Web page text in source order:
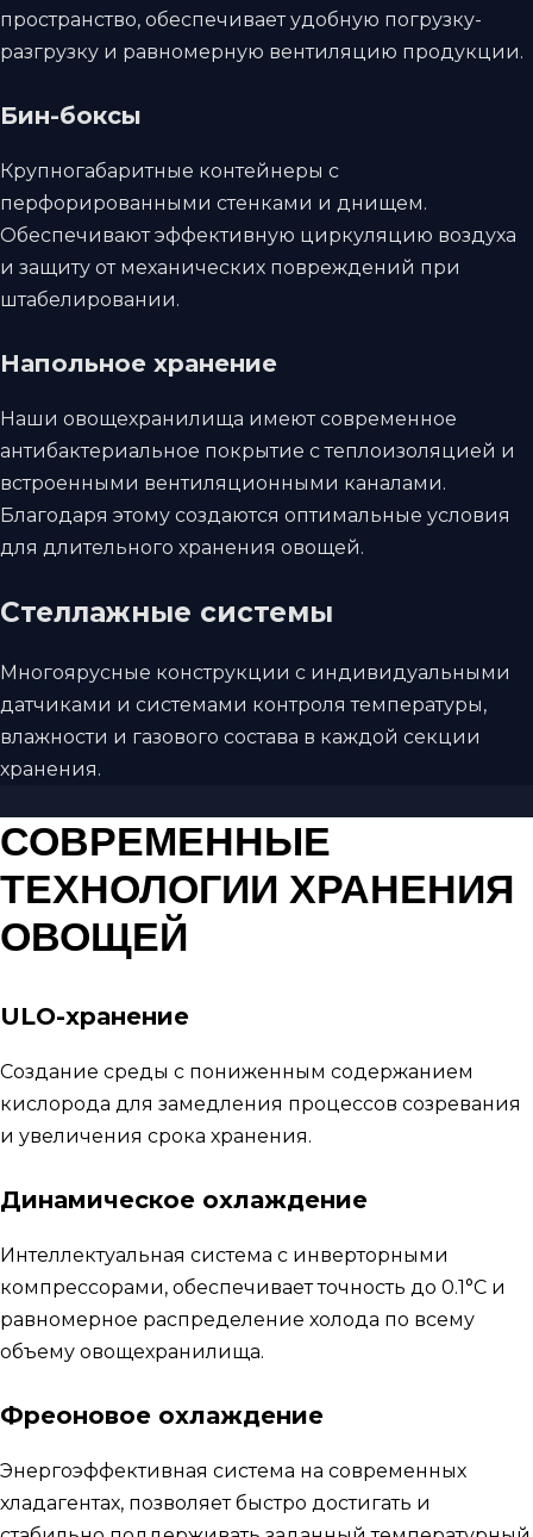
пространство, обеспечивает удобную погрузку-
разгрузку и равномерную вентиляцию продукции.
Бин-боксы
Крупногабаритные контейнеры с
перфорированными стенками и днищем.
Обеспечивают эффективную циркуляцию воздуха
и защиту от механических повреждений при
штабелировании.
Напольное хранение
Наши овощехранилища имеют современное
антибактериальное покрытие с теплоизоляцией и
встроенными вентиляционными каналами.
Благодаря этому создаются оптимальные условия
для длительного хранения овощей.
Стеллажные системы
Многоярусные конструкции с индивидуальными
датчиками и системами контроля температуры,
влажности и газового состава в каждой секции
хранения.
СОВРЕМЕННЫЕ
ТЕХНОЛОГИИ ХРАНЕНИЯ
ОВОЩЕЙ
ULO-хранение
Создание среды с пониженным содержанием
кислорода для замедления процессов созревания
и увеличения срока хранения.
Динамическое охлаждение
Интеллектуальная система с инверторными
компрессорами, обеспечивает точность до 0.1°C и
равномерное распределение холода по всему
объему овощехранилища.
Фреоновое охлаждение
Энергоэффективная система на современных
хладагентах, позволяет быстро достигать и